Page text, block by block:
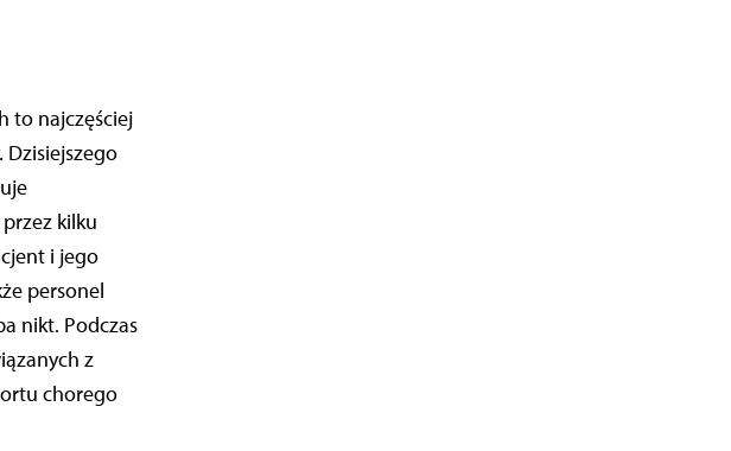
to najczęściej
kilku
i jego
personel
nikt. Podczas
z
chorego